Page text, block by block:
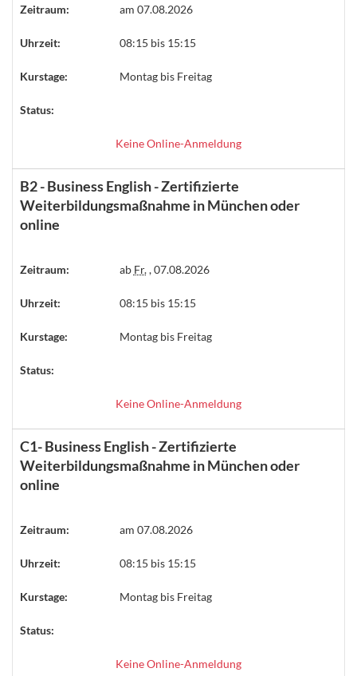
Zeitraum: am 07.08.2026
Uhrzeit: 08:15 bis 15:15
Kurstage: Montag bis Freitag
Status:
Keine Online-Anmeldung
B2 - Business English - Zertifizierte
Weiterbildungsmaßnahme in München oder
online
Zeitraum: ab Fr., 07.08.2026
Uhrzeit: 08:15 bis 15:15
Kurstage: Montag bis Freitag
Status:
Keine Online-Anmeldung
C1- Business English - Zertifizierte
Weiterbildungsmaßnahme in München oder
online
Zeitraum: am 07.08.2026
Uhrzeit: 08:15 bis 15:15
Kurstage: Montag bis Freitag
Status:
Keine Online-Anmeldung